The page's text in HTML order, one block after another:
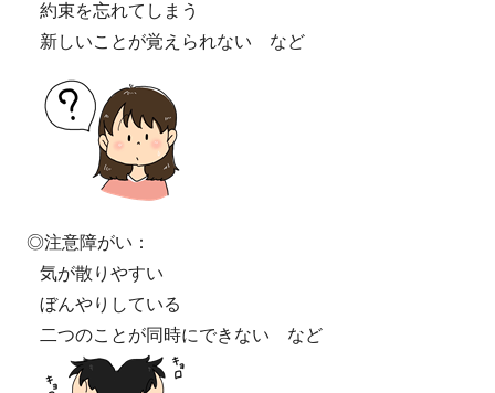
約束を忘れてしまう
新しいことが覚えられない など
◎注意障がい：
気が散りやすい
ぼんやりしている
二つのことが同時にできない など